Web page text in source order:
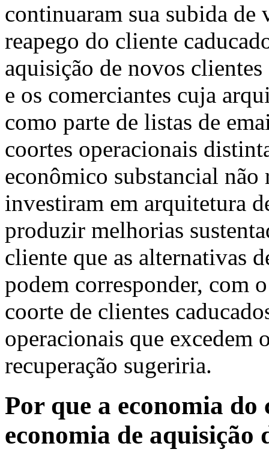
continuaram sua subida de
reapego do cliente
aquisição de novos
e os comerciantes cuja
como parte de listas de
coortes operacionais
econômico substancial não
investiram em arquitetura
produzir melhorias
cliente que as alternativas
podem corresponder, com
coorte de clientes
operacionais que excedem
recuperação sugeriria.
Por que a economia
economia de aquisição